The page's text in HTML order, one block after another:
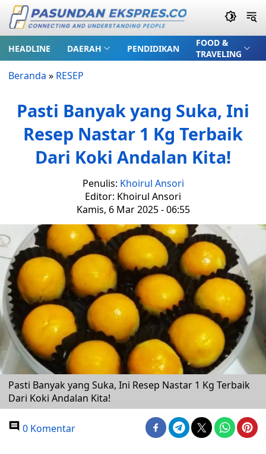
HEADLINE DAERAH PENDIDIKAN
FOOD &
TRAVELING
Beranda » RESEP
Pasti Banyak yang Suka, Ini
Resep Nastar 1 Kg Terbaik
Dari Koki Andalan Kita!
Penulis: Khoirul Ansori
Editor: Khoirul Ansori
Kamis, 6 Mar 2025 - 06:55
Pasti Banyak yang Suka, Ini Resep Nastar 1 Kg Terbaik
Dari Koki Andalan Kita!
0 Komentar